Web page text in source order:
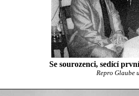
Se sourozenci, sedící
Repro Glaube